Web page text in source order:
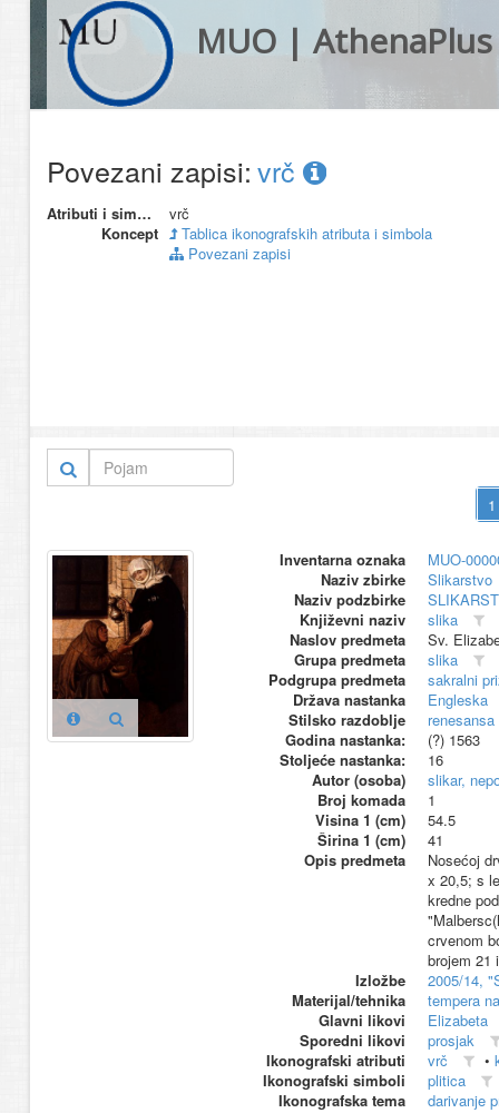
MUO | AthenaPlus
Povezani zapisi:vrč
Atributi i simboli
vrč
Koncept
Tablica ikonografskih atributa i simbola
Povezani zapisi
Inventarna oznaka
MUO-
Naziv zbirke
Slikarstvo
Naziv podzbirke
Književni naziv
slika
Naslov predmeta
Sv.
Grupa predmeta
slika
Podgrupa predmeta
sakralni
Država nastanka
Engleska
Stilsko razdoblje
renesansa
Godina nastanka:
(?) 1563
Stoljeće nastanka:
16
Autor (osoba)
slikar,
Broj komada
1
Visina 1 (cm)
54.5
Širina 1 (cm)
41
Opis predmeta
Nosećoj
x 20,5; s
kredne
crvenom
brojem 21
Izložbe
2005/14,
Materijal/tehnika
tempera
Glavni likovi
Elizabeta
Sporedni likovi
prosjak
Ikonografski atributi
vrč •
Ikonografski simboli
plitica
Ikonografska tema
darivanje